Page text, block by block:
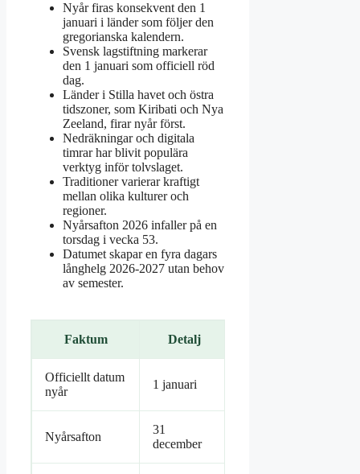
Nyår firas konsekvent den 1
januari i länder som följer den
gregorianska kalendern.
Svensk lagstiftning markerar
den 1 januari som officiell röd
dag.
Länder i Stilla havet och östra
tidszoner, som Kiribati och Nya
Zeeland, firar nyår först.
Nedräkningar och digitala
timrar har blivit populära
verktyg inför tolvslaget.
Traditioner varierar kraftigt
mellan olika kulturer och
regioner.
Nyårsafton 2026 infaller på en
torsdag i vecka 53.
Datumet skapar en fyra dagars
långhelg 2026-2027 utan behov
av semester.
Faktum Detalj
Officiellt datum
nyår
1 januari
Nyårsafton
31
december